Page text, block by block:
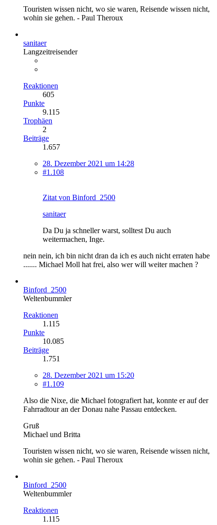
Touristen wissen nicht, wo sie waren, Reisende wissen nicht,
wohin sie gehen. - Paul Theroux
sanitaer
Langzeitreisender
Reaktionen
605
Punkte
9.115
Trophäen
2
Beiträge
1.657
28. Dezember 2021 um 14:28
#1.108
Zitat von Binford_2500
sanitaer
Da Du ja schneller warst, solltest Du auch
weitermachen, Inge.
nein nein, ich bin nicht dran da ich es auch nicht erraten habe
....... Michael Moll hat frei, also wer will weiter machen ?
Binford_2500
Weltenbummler
Reaktionen
1.115
Punkte
10.085
Beiträge
1.751
28. Dezember 2021 um 15:20
#1.109
Also die Nixe, die Michael fotografiert hat, konnte er auf der
Fahrradtour an der Donau nahe Passau entdecken.
Gruß
Michael und Britta
Touristen wissen nicht, wo sie waren, Reisende wissen nicht,
wohin sie gehen. - Paul Theroux
Binford_2500
Weltenbummler
Reaktionen
1.115